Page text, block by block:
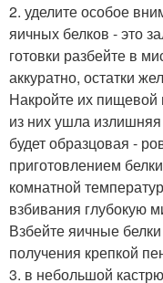
2. уделите особое
яичных белков - это
готовки разбейте в
аккуратно, остатки
Накройте их пищевой
из них ушла
будет образцовая -
приготовлением
комнатной
взбивания глубокую
Взбейте яичные
получения крепкой
3. в небольшой